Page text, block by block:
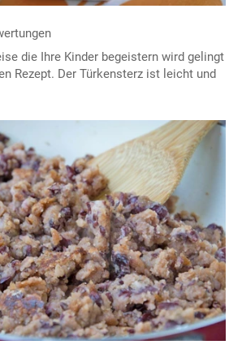
die Ihre Kinder begeistern wird gelingt
Rezept. Der Türkensterz ist leicht und